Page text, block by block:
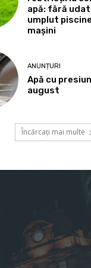
apă: fără
umplut
mașini
ANUNȚURI
Apă cu
august
Încărcați mai multe